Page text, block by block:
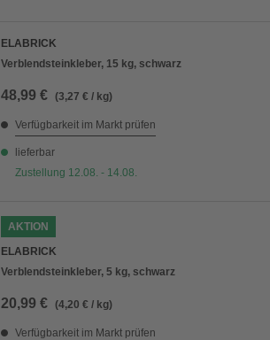
ELABRICK
Verblendsteinkleber, 15 kg, schwarz
48,99 € (3,27 € / kg)
Verfügbarkeit im Markt prüfen
lieferbar
Zustellung 12.08. - 14.08.
AKTION
ELABRICK
Verblendsteinkleber, 5 kg, schwarz
20,99 € (4,20 € / kg)
Verfügbarkeit im Markt prüfen